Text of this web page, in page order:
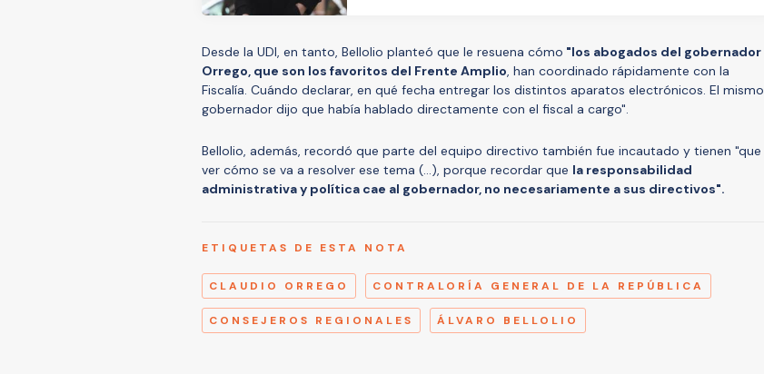
Desde la UDI, en tanto, Bellolio planteó que le resuena cómo "los abogados del gobernador
Orrego, que son los favoritos del Frente Amplio, han coordinado rápidamente con la
Fiscalía. Cuándo declarar, en qué fecha entregar los distintos aparatos electrónicos. El mismo
gobernador dijo que había hablado directamente con el fiscal a cargo".
Bellolio, además, recordó que parte del equipo directivo también fue incautado y tienen "que
ver cómo se va a resolver ese tema (...), porque recordar que la responsabilidad
administrativa y política cae al gobernador, no necesariamente a sus directivos".
ETIQUETAS DE ESTA NOTA
CLAUDIO ORREGO CONTRALORÍA GENERAL DE LA REPÚBLICA
CONSEJEROS REGIONALES ÁLVARO BELLOLIO